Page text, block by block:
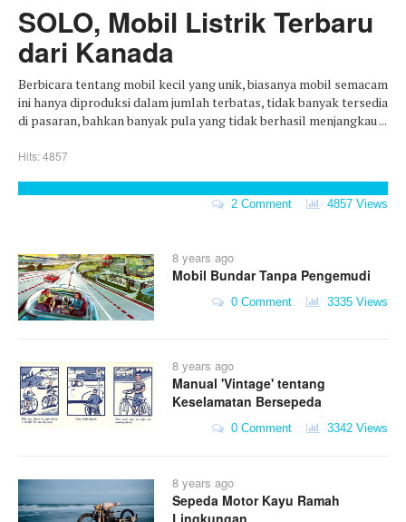
SOLO, Mobil Listrik Terbaru
dari Kanada
Berbicara tentang mobil kecil yang unik, biasanya mobil semacam
ini hanya diproduksi dalam jumlah terbatas, tidak banyak tersedia
di pasaran, bahkan banyak pula yang tidak berhasil menjangkau ...
Hits: 4857
2 Comment 4857 Views
8 years ago
Mobil Bundar Tanpa Pengemudi
0 Comment 3335 Views
8 years ago
Manual 'Vintage' tentang
Keselamatan Bersepeda
0 Comment 3342 Views
8 years ago
Sepeda Motor Kayu Ramah
Lingkungan